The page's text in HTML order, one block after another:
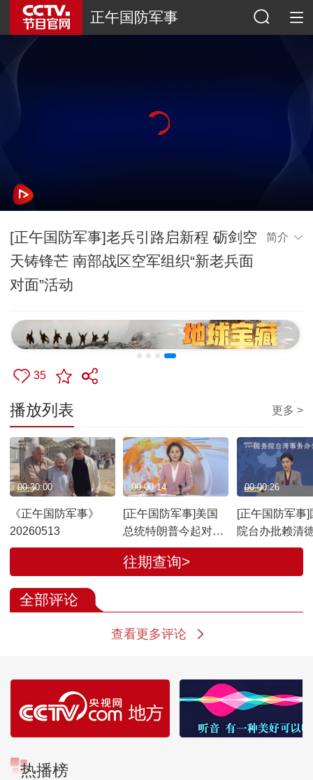
正午国防军事
[正午国防军事]老兵引路启新程 砺剑空
天铸锋芒 南部战区空军组织“新老兵面
对面”活动
简介
35
播放列表 更多 >
《正午国防军事》
20260513
00:30:00
[正午国防军事]美国
总统特朗普今起对中
国进行国事访问
00:00:14
[正午国防军事]
院台办批赖清
谎话说1000遍
00:00:26
往期查询>
全部评论
查看更多评论
热播榜